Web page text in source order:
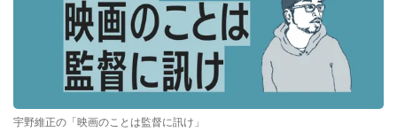
宇野維正の「映画のことは監督に訊け」